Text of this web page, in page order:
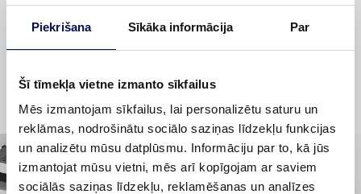
Piekrišana Sīkāka informācija Par
Šī tīmekļa vietne izmanto sīkfailus
Mēs izmantojam sīkfailus, lai personalizētu saturu un
reklāmas, nodrošinātu sociālo saziņas līdzekļu funkcijas
un analizētu mūsu datplūsmu. Informāciju par to, kā jūs
izmantojat mūsu vietni, mēs arī kopīgojam ar saviem
sociālās saziņas līdzekļu, reklamēšanas un analīzes
ugunsdrošākas durvis, vai arī nepieciešams
praktiskāks telpas risinājums, ko piedāvā